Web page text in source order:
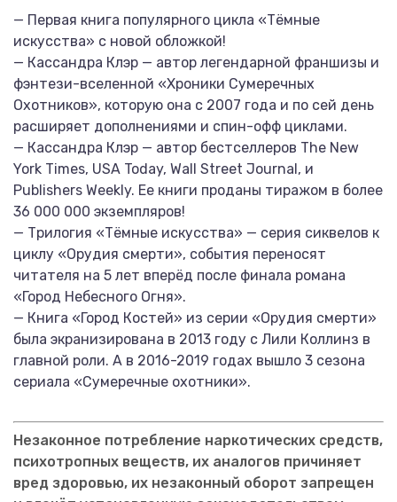
— Первая книга популярного цикла «Тёмные
искусства» с новой обложкой!
— Кассандра Клэр — автор легендарной франшизы и
фэнтези-вселенной «Хроники Сумеречных
Охотников», которую она с 2007 года и по сей день
расширяет дополнениями и спин-офф циклами.
— Кассандра Клэр — автор бестселлеров The New
York Times, USA Today, Wall Street Journal, и
Publishers Weekly. Ее книги проданы тиражом в более
36 000 000 экземпляров!
— Трилогия «Тёмные искусства» — серия сиквелов к
циклу «Орудия смерти», события переносят
читателя на 5 лет вперёд после финала романа
«Город Небесного Огня».
— Книга «Город Костей» из серии «Орудия смерти»
была экранизирована в 2013 году с Лили Коллинз в
главной роли. А в 2016-2019 годах вышло 3 сезона
сериала «Сумеречные охотники».
Незаконное потребление наркотических средств,
психотропных веществ, их аналогов причиняет
вред здоровью, их незаконный оборот запрещен